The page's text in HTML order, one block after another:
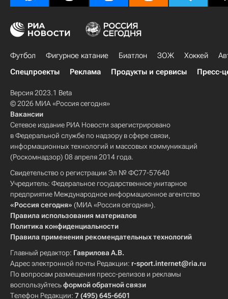
Футбол Фигурное катание Биатлон ЗОЖ Хоккей
Спецпроекты
Реклама Продукты и сервисы Пресс-
Версия 2023.1 Beta
© 2026 МИА «Россия сегодня»
Вакансии
Сетевое издание РИА Новости зарегистрировано
в Федеральной службе по надзору в сфере связи,
информационных технологий и массовых коммуникаций
(Роскомнадзор) 08 апреля 2014 года.
Свидетельство о регистрации Эл № ФС77-57640
Учредитель: Федеральное государственное унитарное
предприятие Международное информационное агентство
«Россия сегодня» (МИА «Россия сегодня»).
Правила использования материалов
Политика конфиденциальности
Правила применения рекомендательных технологий
Главный редактор: Гаврилова А.В.
Адрес электронной почты Редакции: r-sport.internet@ria.ru
По вопросам размещения пресс-релизов и рекламы
воспользуйтесьформой обратной связи
Телефон Редакции: 7 (495) 645-6601